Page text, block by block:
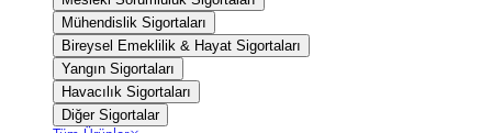
Mühendislik Sigortaları
Bireysel Emeklilik & Hayat Sigortaları
Yangın Sigortaları
Havacılık Sigortaları
Diğer Sigortalar